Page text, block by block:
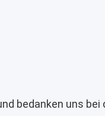
bedanken uns bei